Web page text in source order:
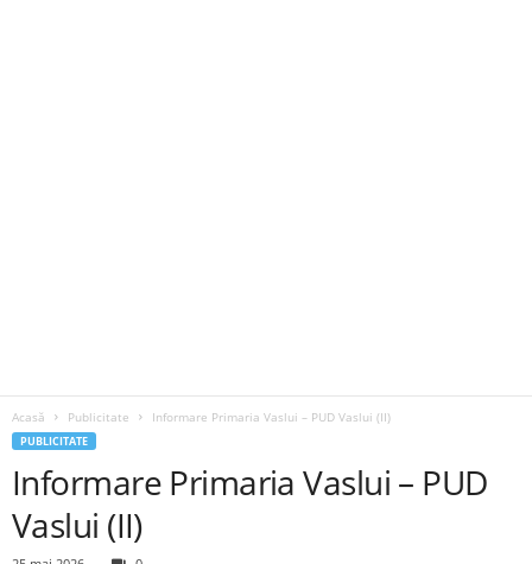
Acasă Publicitate Informare Primaria Vaslui – PUD Vaslui (II)
PUBLICITATE
Informare Primaria Vaslui – PUD
Vaslui (II)